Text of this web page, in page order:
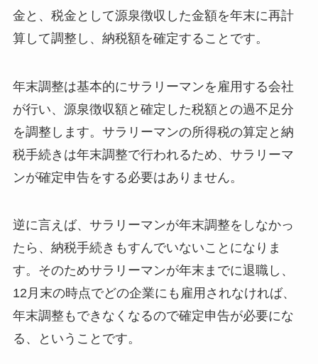
金と、税金として源泉徴収した金額を年末に再計
算して調整し、納税額を確定することです。
年末調整は基本的にサラリーマンを雇用する会社
が行い、源泉徴収額と確定した税額との過不足分
を調整します。サラリーマンの所得税の算定と納
税手続きは年末調整で行われるため、サラリーマ
ンが確定申告をする必要はありません。
逆に言えば、サラリーマンが年末調整をしなかっ
たら、納税手続きもすんでいないことになりま
す。そのためサラリーマンが年末までに退職し、
12月末の時点でどの企業にも雇用されなければ、
年末調整もできなくなるので確定申告が必要にな
る、ということです。